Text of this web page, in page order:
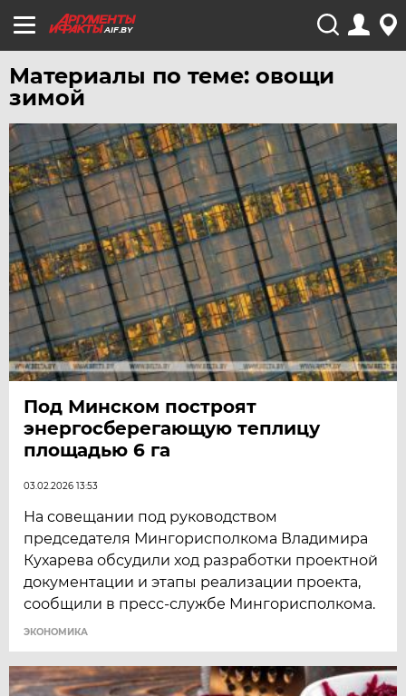
AIF.BY
Материалы по теме: овощи
зимой
Под Минском построят
энергосберегающую теплицу
площадью 6 га
03.02.2026 13:53
На совещании под руководством
председателя Мингорисполкома Владимира
Кухарева обсудили ход разработки проектной
документации и этапы реализации проекта,
сообщили в пресс-службе Мингорисполкома.
ЭКОНОМИКА